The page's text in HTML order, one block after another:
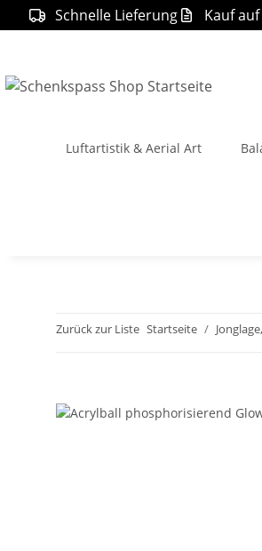
Schnelle Lieferung Kauf
Luftartistik & Aerial Art
Zurück zur Liste Startseite